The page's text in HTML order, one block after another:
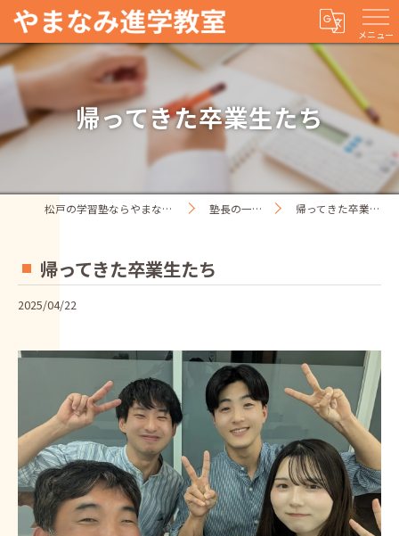
メニュー
帰ってきた卒業生たち
松戸の学習塾ならやまなみ進学教室 塾長の一人ごと 帰ってきた卒業生たち
帰ってきた卒業生たち
2025/04/22